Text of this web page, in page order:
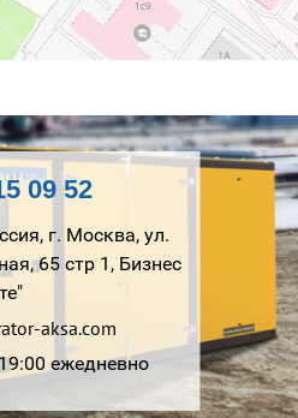
09 52
г. Москва, ул.
65 стр 1, Бизнес
aksa.com
ежедневно